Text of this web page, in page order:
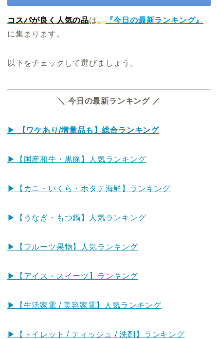
コスパが良く人気の品は、『今日の最新ランキング』
に集まります。
以下をチェックして選びましょう。
＼ 今日の最新ランキング ／
▶︎ 【ワケあり/増量品も】総合ランキング
▶︎【国産和牛・黒豚】人気ランキング
▶︎【カニ・いくら・ホタテ海鮮】ランキング
▶︎【うなぎ・もつ鍋】人気ランキング
▶︎【フルーツ果物】人気ランキング
▶︎【アイス・スイーツ】ランキング
▶︎【生活家電 / 美容家電】人気ランキング
▶︎【トイレット / ティッシュ / 洗剤】ランキング